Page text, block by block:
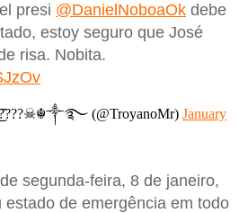
presi @DanielNoboaOk debe
estoy seguro que José
risa. Nobita.
(@TroyanoMr) January
segunda-feira, 8 de janeiro,
de emergência em todo